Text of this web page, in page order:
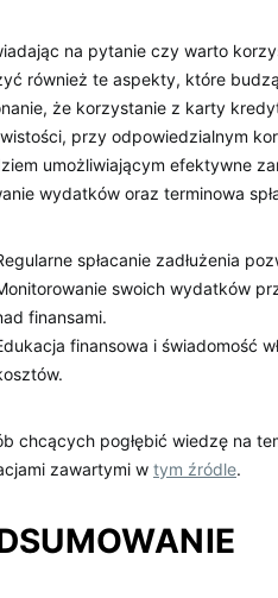
na pytanie czy warto
również te aspekty, które
że korzystanie z karty
przy odpowiedzialnym
umożliwiającym efektywne
wydatków oraz terminowa
spłacanie zadłużenia
swoich wydatków
finansami.
finansowa i świadomość
chcących pogłębić wiedzę na
zawartymi w tym źródle.